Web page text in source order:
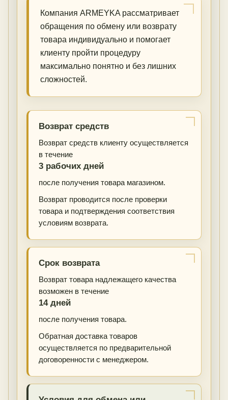
Компания ARMEYKA рассматривает
обращения по обмену или возврату
товара индивидуально и помогает
клиенту пройти процедуру
максимально понятно и без лишних
сложностей.
Возврат средств
Возврат средств клиенту осуществляется
в течение
3 рабочих дней
после получения товара магазином.
Возврат проводится после проверки
товара и подтверждения соответствия
условиям возврата.
Срок возврата
Возврат товара надлежащего качества
возможен в течение
14 дней
после получения товара.
Обратная доставка товаров
осуществляется по предварительной
договоренности с менеджером.